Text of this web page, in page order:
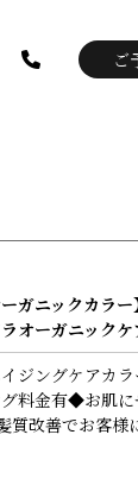
ご
ーガニックカラ
オーガニック
イジングケアカ
料金有◆お肌に
質改善でお客様